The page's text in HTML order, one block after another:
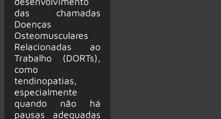
das chamadas
Doenças
Osteomusculares
Relacionadas ao
Trabalho (DORTs),
como
tendinopatias,
especialmente
quando não há
pausas adequadas